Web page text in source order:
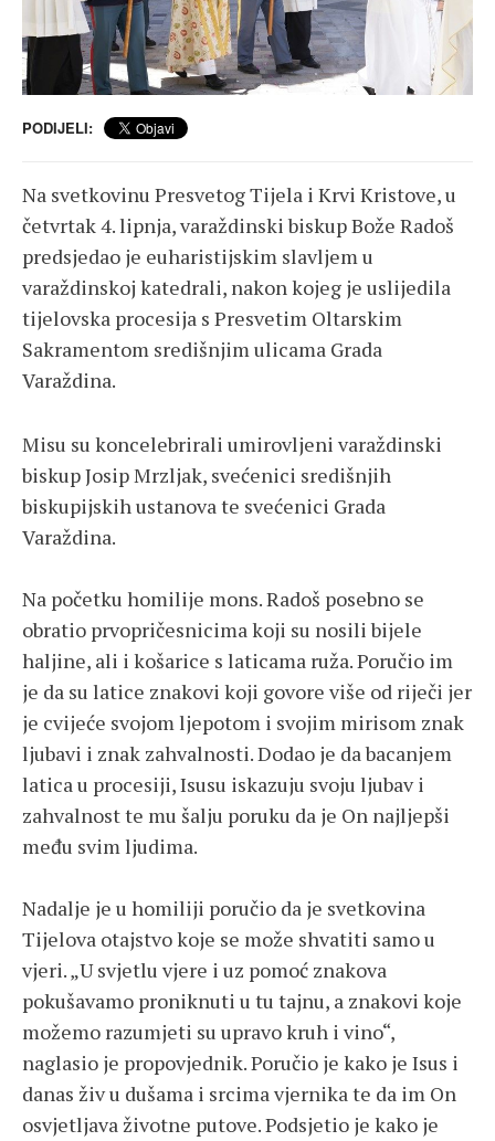
PODIJELI:
Na svetkovinu Presvetog Tijela i Krvi Kristove, u
četvrtak 4. lipnja, varaždinski biskup Bože Radoš
predsjedao je euharistijskim slavljem u
varaždinskoj katedrali, nakon kojeg je uslijedila
tijelovska procesija s Presvetim Oltarskim
Sakramentom središnjim ulicama Grada
Varaždina.
Misu su koncelebrirali umirovljeni varaždinski
biskup Josip Mrzljak, svećenici središnjih
biskupijskih ustanova te svećenici Grada
Varaždina.
Na početku homilije mons. Radoš posebno se
obratio prvopričesnicima koji su nosili bijele
haljine, ali i košarice s laticama ruža. Poručio im
je da su latice znakovi koji govore više od riječi jer
je cvijeće svojom ljepotom i svojim mirisom znak
ljubavi i znak zahvalnosti. Dodao je da bacanjem
latica u procesiji, Isusu iskazuju svoju ljubav i
zahvalnost te mu šalju poruku da je On najljepši
među svim ljudima.
Nadalje je u homiliji poručio da je svetkovina
Tijelova otajstvo koje se može shvatiti samo u
vjeri. „U svjetlu vjere i uz pomoć znakova
pokušavamo proniknuti u tu tajnu, a znakovi koje
možemo razumjeti su upravo kruh i vino“,
naglasio je propovjednik. Poručio je kako je Isus i
danas živ u dušama i srcima vjernika te da im On
osvjetljava životne putove. Podsjetio je kako je